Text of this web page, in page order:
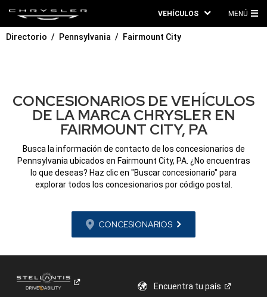
VEHÍCULOS MENÚ
Directorio Pennsylvania Fairmount City
CONCESIONARIOS DE VEHÍCULOS
DE LA MARCA CHRYSLER EN
FAIRMOUNT CITY, PA
Busca la información de contacto de los concesionarios de
Pennsylvania ubicados en Fairmount City, PA. ¿No encuentras
lo que deseas? Haz clic en "Buscar concesionario" para
explorar todos los concesionarios por código postal.
CONCESIONARIOS
Encuentra tupaís